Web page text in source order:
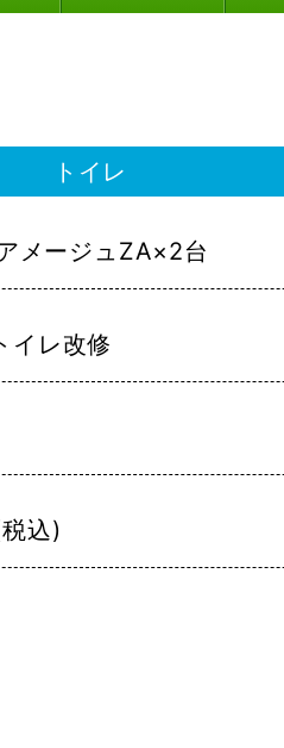
トイレ
メージュZA×2台
イレ改修
込)